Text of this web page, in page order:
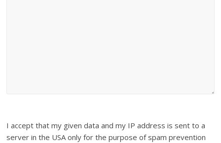
I accept that my given data and my IP address is sent to a
server in the USA only for the purpose of spam prevention